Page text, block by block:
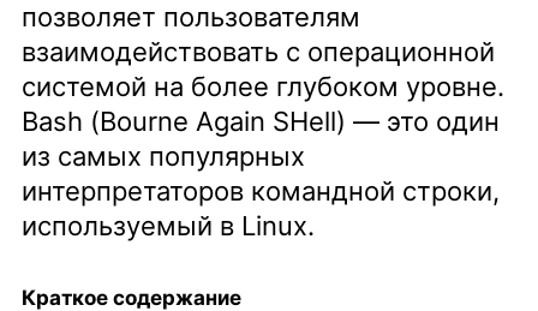
позволяет пользователям
взаимодействовать с операционной
системой на более глубоком уровне.
Bash (Bourne Again SHell) — это один
из самых популярных
интерпретаторов командной строки,
используемый в Linux.
Краткое содержание